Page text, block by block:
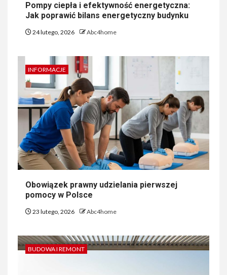
Pompy ciepła i efektywność energetyczna:
Jak poprawić bilans energetyczny budynku
24 lutego, 2026 Abc4home
INFORMACJE
Obowiązek prawny udzielania pierwszej
pomocy w Polsce
23 lutego, 2026 Abc4home
BUDOWA I REMONT